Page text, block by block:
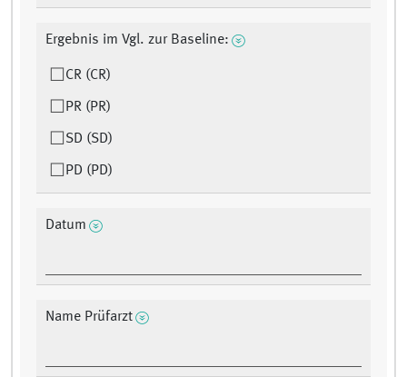
Ergebnis im Vgl. zur Baseline:
CR (CR)
PR (PR)
SD (SD)
PD (PD)
Datum
Name Prüfarzt